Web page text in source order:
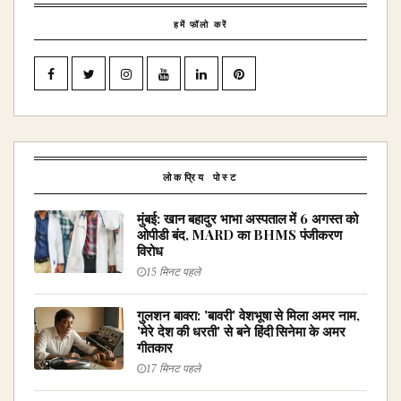
हमें फॉलो करें
लोकप्रिय पोस्ट
मुंबई: खान बहादुर भाभा अस्पताल में 6 अगस्त को
ओपीडी बंद, MARD का BHMS पंजीकरण
विरोध
15 मिनट पहले
गुलशन बावरा: 'बावरी' वेशभूषा से मिला अमर नाम,
'मेरे देश की धरती' से बने हिंदी सिनेमा के अमर
गीतकार
17 मिनट पहले